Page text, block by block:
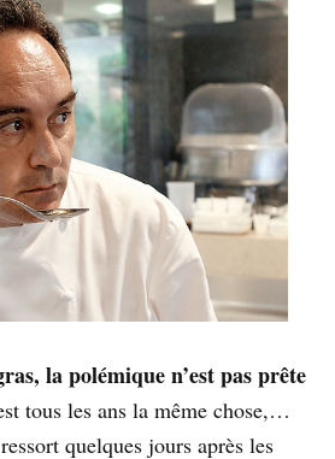
la polémique n’est pas prête
tous les ans la même chose,…
quelques jours après les